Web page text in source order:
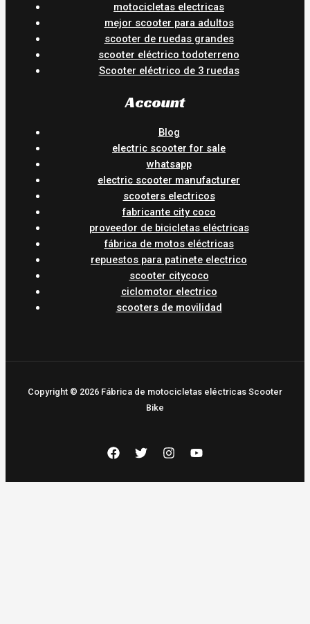
motocicletas electricas
mejor scooter para adultos
scooter de ruedas grandes
scooter eléctrico todoterreno
Scooter eléctrico de 3 ruedas
Account
Blog
electric scooter for sale
whatsapp
electric scooter manufacturer
scooters electricos
fabricante city coco
proveedor de bicicletas eléctricas
fábrica de motos eléctricas
repuestos para patinete electrico
scooter citycoco
ciclomotor electrico
scooters de movilidad
Copyright © 2026 Fábrica de motocicletas eléctricas Scooter
Bike